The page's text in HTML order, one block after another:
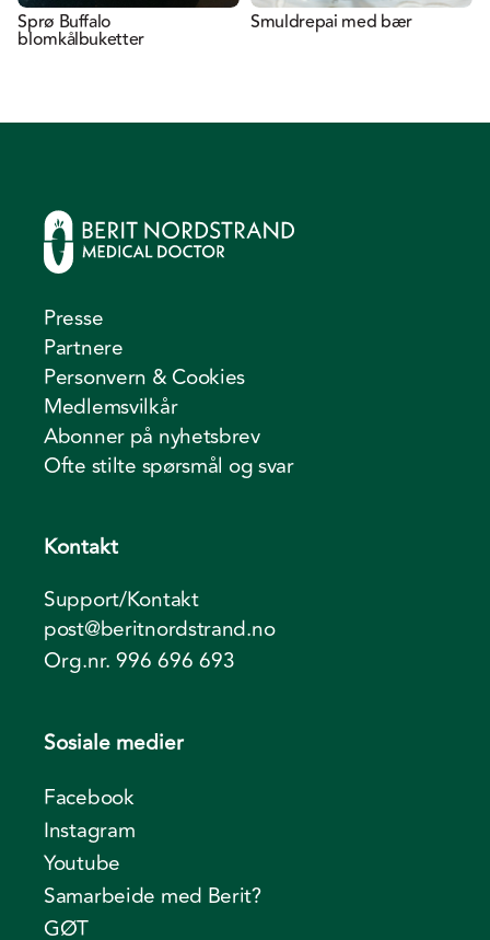
Sprø Buffalo
blomkålbuketter
Smuldrepai med bær
Presse
Partnere
Personvern & Cookies
Medlemsvilkår
Abonner på nyhetsbrev
Ofte stilte spørsmål og svar
Kontakt
Support/Kontakt
post@beritnordstrand.no
Org.nr. 996 696 693
Sosiale medier
Facebook
Instagram
Youtube
Samarbeide med Berit?
GØT